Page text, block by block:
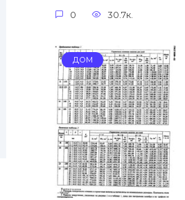
0 30.7к.
ДОМ